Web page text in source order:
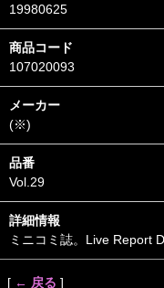
19980625
商品コード
107020093
メーカー
(※)
品番
Vol.29
詳細情報
ミニコミ誌。Live Report
[ ← 戻る ]